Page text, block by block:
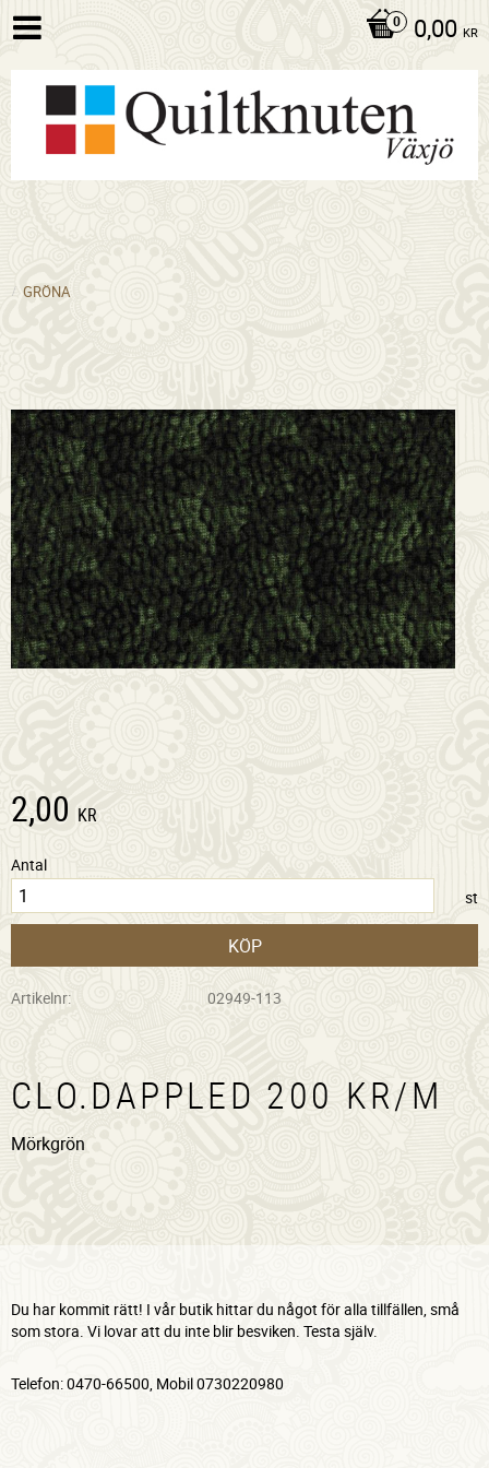
0,00 KR
GRÖNA
2,00 KR
Antal
st
KÖP
Artikelnr 02949-113
CLO.DAPPLED 200 KR/M
Mörkgrön
Du har kommit rätt! I vår butik hittar du något för alla tillfällen, små
som stora. Vi lovar att du inte blir besviken. Testa själv.
Telefon: 0470-66500, Mobil 0730220980